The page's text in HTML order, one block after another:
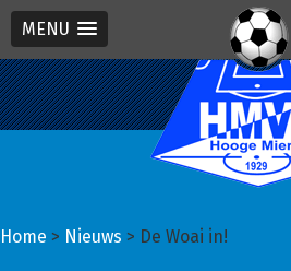
MENU
Spring
naar
de
Door
naar
de
Spring
naar
de
Home > Nieuws > De Woai in!